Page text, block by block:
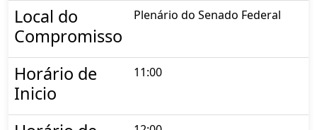
Local do
Compromisso
Plenário do Senado Federal
Horário de
Inicio
11:00